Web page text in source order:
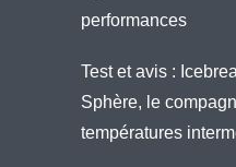
performances
Test et avis :
Sphère, le
températures